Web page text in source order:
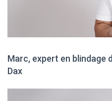
Marc, expert en blindage
Dax